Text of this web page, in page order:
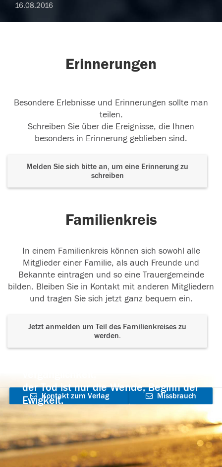
16.08.2016
Erinnerungen
Besondere Erlebnisse und Erinnerungen sollte man
teilen.
Schreiben Sie über die Ereignisse, die Ihnen
besonders in Erinnerung geblieben sind.
Melden Sie sich bitte an, um eine Erinnerung zu
schreiben
Familienkreis
In einem Familienkreis können sich sowohl alle
Mitglieder einer Familie, als auch Freunde und
Bekannte eintragen und so eine Trauergemeinde
bilden. Bleiben Sie in Kontakt mit anderen Mitgliedern
und tragen Sie sich jetzt ganz bequem ein.
Jetzt anmelden um Teil des Familienkreises zu
werden.
der Tod ist nur die Wende, Beginn der
Ewigkeit.
Kontakt zum Verlag
aufnehmen
Missbrauch